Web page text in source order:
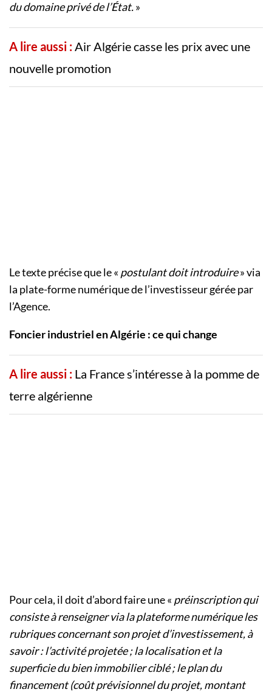
du domaine privé de l’État.»
A lire aussi : Air Algérie casse les prix avec une
nouvelle promotion
Le texte précise que le « postulant doit introduire» via
la plate-forme numérique de l’investisseur gérée par
l’Agence.
Foncier industriel en Algérie : ce qui change
A lire aussi : La France s’intéresse à la pomme de
terre algérienne
Pour cela, il doit d’abord faire une « préinscription qui
consiste à renseigner via la plateforme numérique les
rubriques concernant son projet d’investissement, à
savoir : l’activité projetée ; la localisation et la
superficie du bien immobilier ciblé ; le plan du
financement (coût prévisionnel du projet, montant